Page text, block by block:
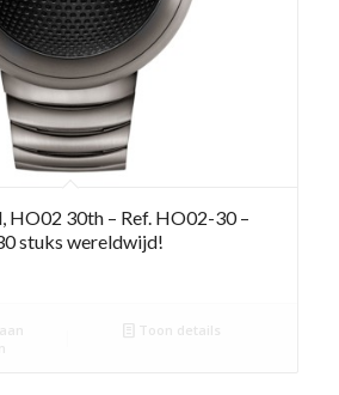
HO02 30th – Ref. HO02-30 –
stuks wereldwijd!
Toon details